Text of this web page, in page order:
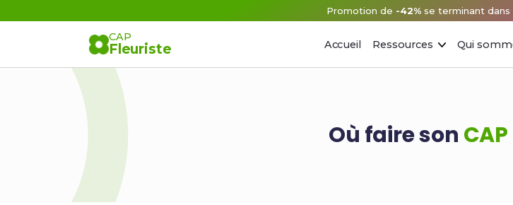
Promotion de -42%se terminant dans
CAP
Fleuriste Accueil Ressources Qui
Où faire son